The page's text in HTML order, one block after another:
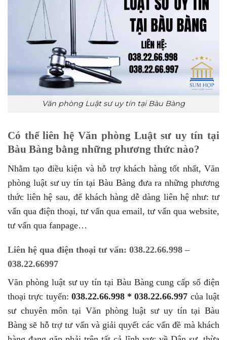
Văn phòng Luật sư uy tín tại Bàu Bàng
Có thể liên hệ Văn phòng Luật sư uy tín tại
Bàu Bàng bằng những phương thức nào?
Nhằm tạo điều kiện và hỗ trợ khách hàng tốt nhất, Văn
phòng luật sư uy tín tại Bàu Bàng đưa ra những phương
thức liên hệ sau, để khách hàng dễ dàng liên hệ như: tư
vấn qua điện thoại, tư vấn qua email, tư vấn qua website,
tư vấn qua fanpage…
Liên hệ qua điện thoại tư vấn: 038.22.66.998 –
038.22.66997
Văn phòng luật sư uy tín tại Bàu Bàng cung cấp số điện
thoại trực tuyến: 038.22.66.998 * 038.22.66.997 của luật
sư chuyên môn tại Văn phòng luật sư uy tín tại Bàu
Bàng sẽ hỗ trợ tư vấn và giải quyết các vấn đề mà khách